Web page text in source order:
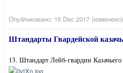
Опубликовано: 15 Dec 2017 (изменено)
Штандарты Гвардейской
13. Штандарт Лейб-гвардии